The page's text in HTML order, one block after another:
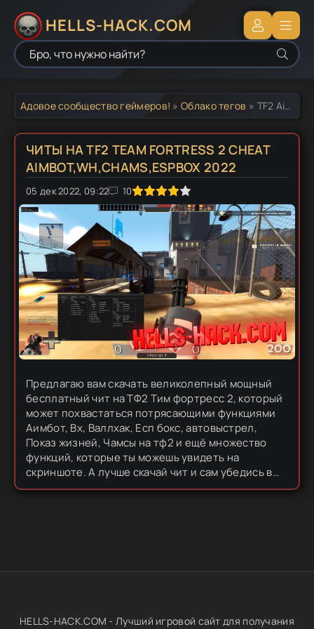
HELLS-HACK.COM
Адовое сообщество геймеров! »Облако тегов » TF2 Aimbot 2021
ЧИТЫ НА TF2 TEAM FORTRESS 2 CHEAT
AIMBOT,WH,CHAMS,ESPBOX 2022
05 дек 2022, 09:22 10
1 2 3 4 5
Предлагаю вам скачать великолепный мощный
бесплатный чит на ТФ2 Тим фортресс 2, который
может похвастаться потрясающими функциями
Аимбот, Вх, Валлхак, Есп бокс, автовыстрел,
Показ жизней, Чамсы на тф2 и ещё множество
функций, которые ты можешь увидеть на
скриншоте. А лучше скачай чит и сам убедись в
крутости этого чита на тф 2, чит то бесплатный и
HELLS-HACK.COM - Лучший игровой сайт для получания